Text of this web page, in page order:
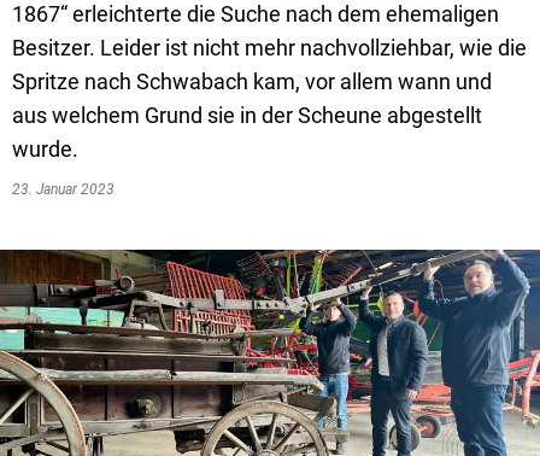
1867“ erleichterte die Suche nach dem ehemaligen
Besitzer. Leider ist nicht mehr nachvollziehbar, wie die
Spritze nach Schwabach kam, vor allem wann und
aus welchem Grund sie in der Scheune abgestellt
wurde.
23. Januar 2023